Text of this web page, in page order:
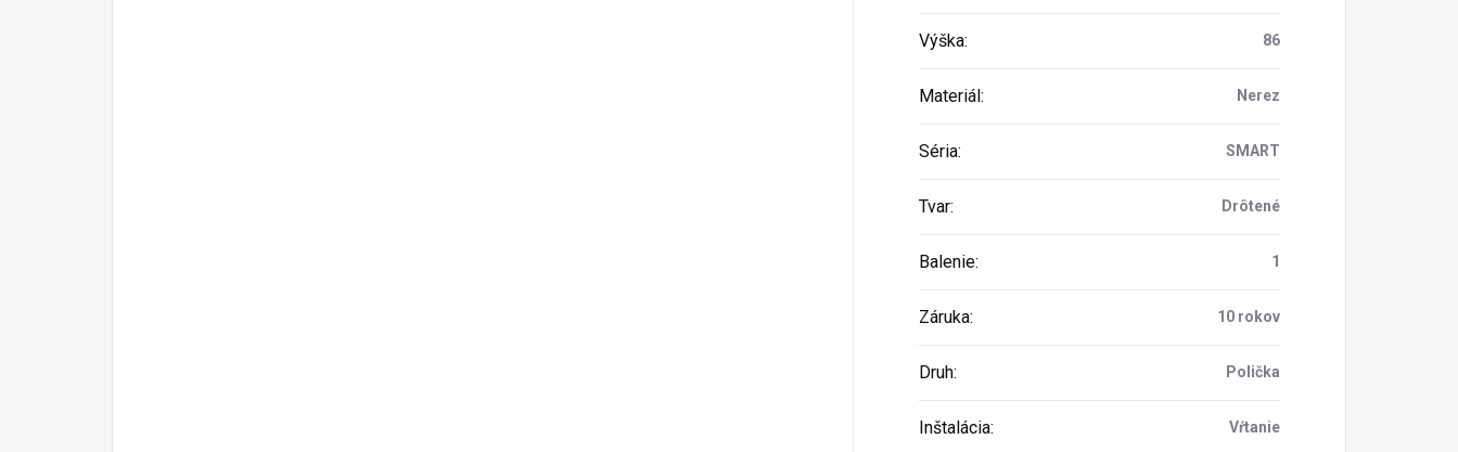
Výška: 86
Materiál : Nerez
Séria: SMART
Tvar: Drôtené
Balenie: 1
Záruka: 10 rokov
Druh: Polička
Inštalácia: Vŕtanie